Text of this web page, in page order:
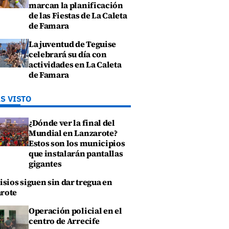
marcan la planificación
de las Fiestas de La Caleta
de Famara
La juventud de Teguise
celebrará su día con
actividades en La Caleta
de Famara
VISTO
¿Dónde ver la final del
Mundial en Lanzarote?
Estos son los municipios
que instalarán pantallas
gigantes
siguen sin dar tregua en
Operación policial en el
centro de Arrecife